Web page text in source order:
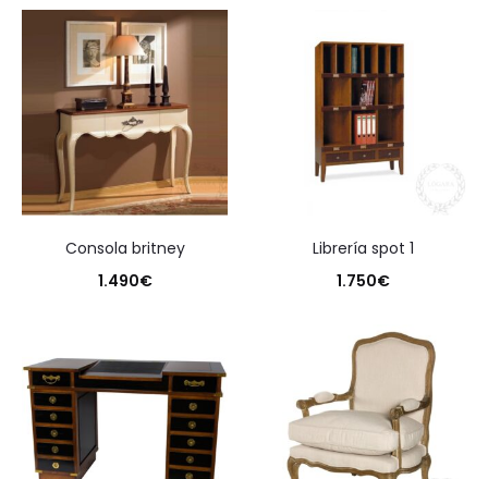
consola britney
1.490€
librería spot 1
1.750€